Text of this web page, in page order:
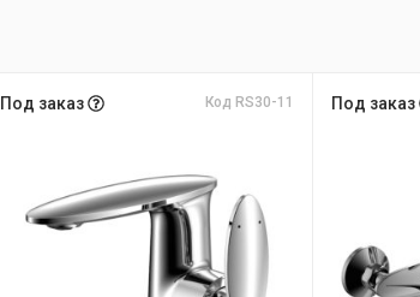
Под заказ Код RS30-11 Под заказ